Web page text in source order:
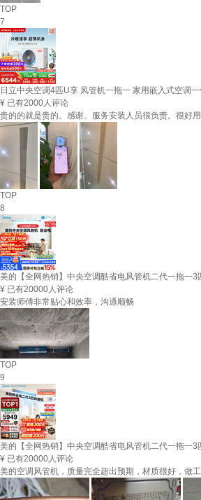
TOP
7
日立中央空调4匹U享 风管机一拖一 家用嵌入式空调
¥ 已有2000人评论
贵的的就是贵的。感谢。服务安装人员很负责。很好
TOP
8
美的【全网热销】中央空调酷省电风管机二代一拖一
¥ 已有20000人评论
安装师傅非常贴心和效率，沟通顺畅
TOP
9
美的【全网热销】中央空调酷省电风管机二代一拖一
¥ 已有20000人评论
美的空调风管机，质量完全超出预期，材质很好，做